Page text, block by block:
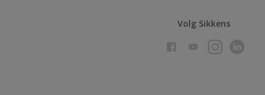
Volg Sikkens